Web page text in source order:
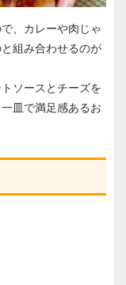
、カレーや肉じゃ
組み合わせるのが
ソースとチーズを
皿で満足感あるお